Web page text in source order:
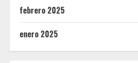
febrero 2025
enero 2025